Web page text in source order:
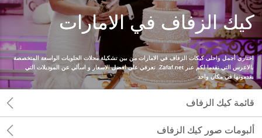
كيك الزفاف في الامارات
اختاري أجمل واحلى كيكات الزفاف في الامارات من بين تشكيلة محلات الحلويات الواسعة المتخصصة
بالاعرس التي نقدما لكم عبر Zafaf.net. تعرفي على افضل الاسعار و اسألي عن الموديلات التي
يقدمونها في مكان واحد
قائمة كيك الزفاف
ألبومات صور كيك الزفاف